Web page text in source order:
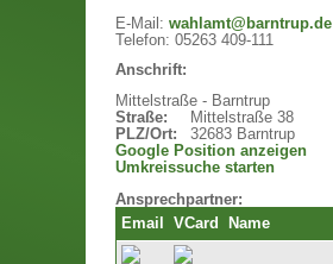
E-Mail: wahlamt@barntrup.de
Telefon: 05263 409-111
Anschrift:
Mittelstraße - Barntrup
Straße:
Mittelstraße 38
PLZ/Ort:
32683 Barntrup
Google Position anzeigen
Umkreissuche starten
Ansprechpartner:
Email
VCard Name